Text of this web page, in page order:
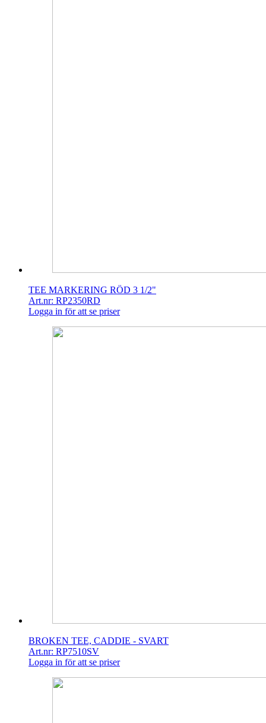
TEE MARKERING RÖD 3 1/2"
Art.nr: RP2350RD
Logga in för att se priser
BROKEN TEE, CADDIE - SVART
Art.nr: RP7510SV
Logga in för att se priser